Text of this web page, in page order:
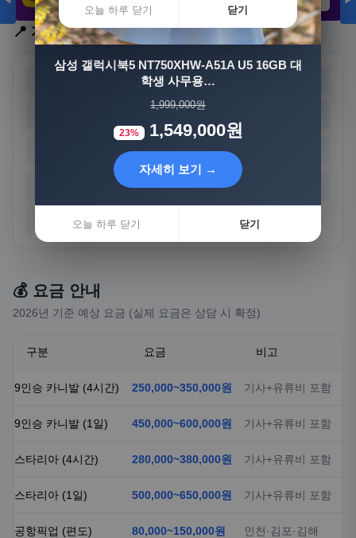
3,308원 8,892원
📍 지역 선택
부산
강원 충북
전남 경북
💰 요금 안내
2026년 기준 예상 요금 (실제 요금은 상담 시 확정)
구분 요금 비고
9인승 카니발 (4시간) 250,000~350,000원 기사+유류비 포함
9인승 카니발 (1일) 450,000~600,000원 기사+유류비 포함
스타리아 (4시간) 280,000~380,000원 기사+유류비 포함
스타리아 (1일) 500,000~650,000원 기사+유류비 포함
공항픽업 (편도) 80,000~150,000원 인천·김포·김해
오늘 하루 닫기 닫기
삼성 갤럭시북5 NT750XHW-A51A U5 16GB 대
학생 사무용…
1,999,000원
23% 1,549,000원
자세히 보기 →
오늘 하루 닫기 닫기